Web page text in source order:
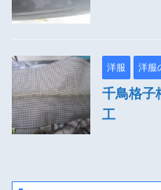
洋服 洋服
千鳥格子
工